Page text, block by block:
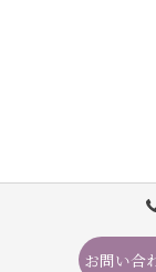
お問い合